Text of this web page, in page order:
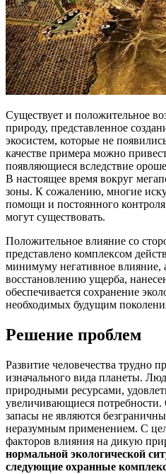
Существует и положительное
природу, представленное
экосистем, которые не
качестве примера можно
появляющиеся вследствие
В настоящее время вокруг
зоны. К сожалению, многие
помощи и постоянного
могут существовать.
Положительное влияние со
представлено комплексом
минимуму негативное влияние,
восстановлению ущерба,
обеспечивается сохранение
необходимых будущим
Решение проблем
Развитие человечества трудно
изначального вида планеты.
природными ресурсами,
увеличивающиеся
запасы не являются
неразумным применением. С
факторов влияния на дикую
нормальной экологической
следующие охранные